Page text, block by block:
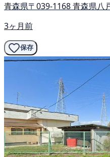
青森県〒039-1168 青森県八
3ヶ月前
保存